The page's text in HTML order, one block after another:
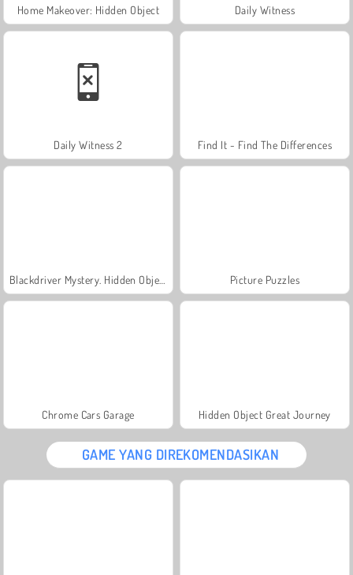
Home Makeover: Hidden Object Daily Witness
Daily Witness 2 Find It - Find The Differences
Picture Puzzles
Chrome Cars Garage Hidden Object Great Journey
GAME YANG DIREKOMENDASIKAN